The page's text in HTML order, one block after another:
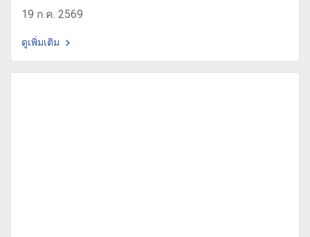
19 ก.ค. 2569
ดูเพิ่มเติม